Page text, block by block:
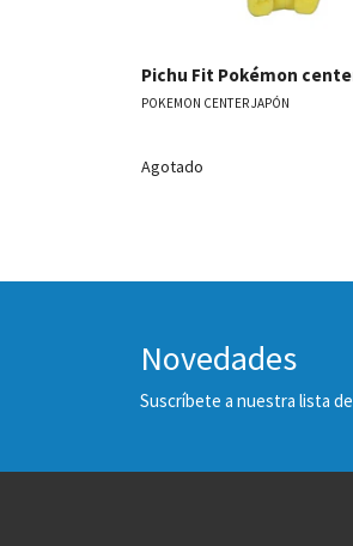
Pichu Fit Pokémon
POKEMON CENTER JAPÓN
Agotado
Novedades
Suscríbete a nuestra lista